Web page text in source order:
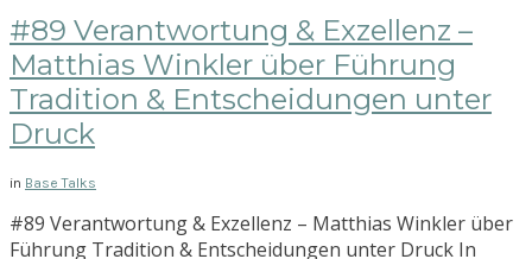
#89 Verantwortung & Exzellenz –
Matthias Winkler über Führung
Tradition & Entscheidungen unter
Druck
in Base Talks
#89 Verantwortung & Exzellenz – Matthias Winkler über
Führung Tradition & Entscheidungen unter Druck In